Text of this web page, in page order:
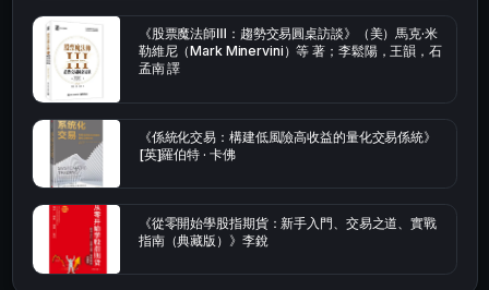
《股票魔法師Ⅲ：趨勢交易圓桌訪談》（美）馬克·米
勒維尼（Mark Minervini）等 著；李鬆陽，王韻，石
孟南 譯
《係統化交易：構建低風險高收益的量化交易係統》
[英]羅伯特 · 卡佛
《從零開始學股指期貨：新手入門、交易之道、實戰
指南（典藏版）》李銳